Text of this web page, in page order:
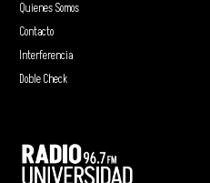
Quienes Somos
Contacto
Interferencia
Doble Check